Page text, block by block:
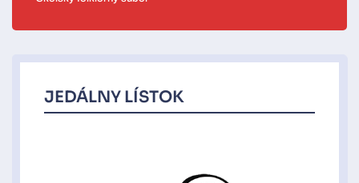
JEDÁLNY LÍSTOK